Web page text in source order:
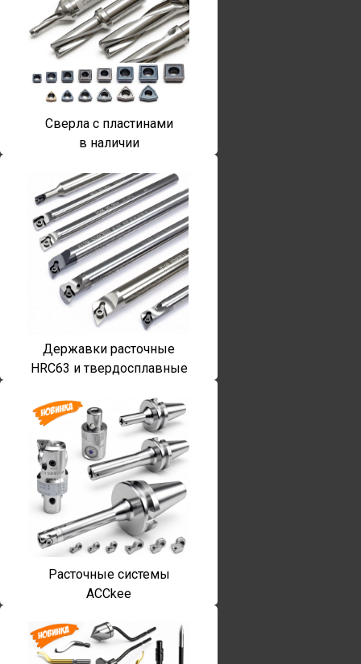
Сверла с пластинами
в наличии
Державки расточные
HRC63 и твердосплавные
Расточные системы
ACCkee